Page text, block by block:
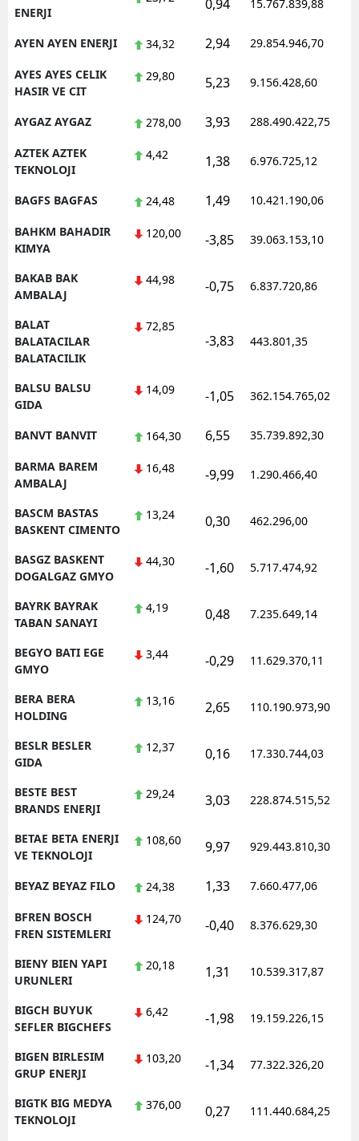
ENERJI
0,94 15.767.839,88
AYEN AYEN ENERJI 34,32 2,94 29.854.946,70
AYES AYES CELIK
HASIR VE CIT
29,80 5,23 9.156.428,60
AYGAZ AYGAZ 278,00 3,93 288.490.422,75
AZTEK AZTEK
TEKNOLOJI
4,42 1,38 6.976.725,12
BAGFS BAGFAS 24,48 1,49 10.421.190,06
BAHKM BAHADIR
KIMYA
120,00 -3,85 39.063.153,10
BAKAB BAK
AMBALAJ
44,98 -0,75 6.837.720,86
BALAT
BALATACILAR
BALATACILIK
72,85
-3,83 443.801,35
BALSU BALSU
GIDA
14,09 -1,05 362.154.765,02
BANVT BANVIT 164,30 6,55 35.739.892,30
BARMA BAREM
AMBALAJ
16,48 -9,99 1.290.466,40
BASCM BASTAS
BASKENT CIMENTO
13,24 0,30 462.296,00
BASGZ BASKENT
DOGALGAZ GMYO
44,30 -1,60 5.717.474,92
BAYRK BAYRAK
TABAN SANAYI
4,19 0,48 7.235.649,14
BEGYO BATI EGE
GMYO
3,44 -0,29 11.629.370,11
BERA BERA
HOLDING
13,16 2,65 110.190.973,90
BESLR BESLER
GIDA
12,37 0,16 17.330.744,03
BESTE BEST
BRANDS ENERJI
29,24 3,03 228.874.515,52
BETAE BETA ENERJI
VE TEKNOLOJI
108,60 9,97 929.443.810,30
BEYAZ BEYAZ FILO 24,38 1,33 7.660.477,06
BFREN BOSCH
FREN SISTEMLERI
124,70 -0,40 8.376.629,30
BIENY BIEN YAPI
URUNLERI
20,18 1,31 10.539.317,87
BIGCH BUYUK
SEFLER BIGCHEFS
6,42 -1,98 19.159.226,15
BIGEN BIRLESIM
GRUP ENERJI
103,20 -1,34 77.322.326,20
BIGTK BIG MEDYA
TEKNOLOJI
376,00 0,27 111.440.684,25